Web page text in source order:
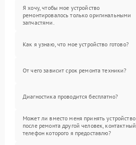
Я хочу, чтобы мое устройство
ремонтировалось только оригинальными
запчастями.
Как я узнаю, что мое устройство готово?
От чего зависит срок ремонта техники?
Диагностика проводится бесплатно?
Может ли вместо меня принять устройство
после ремонта другой человек, контактный
телефон которого я предоставлю?